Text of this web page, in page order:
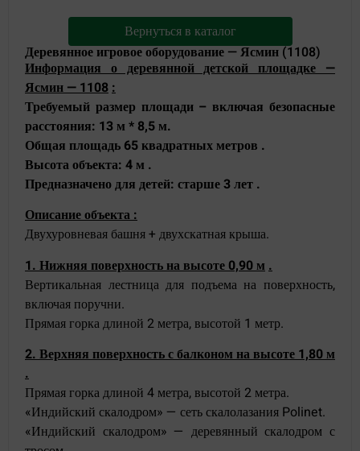
Вернуться в каталог
Деревянное игровое оборудование — Ясмин (1108)
Информация о деревянной детской площадке —
Ясмин — 1108:
Требуемый размер площади – включая безопасные
расстояния: 13 м * 8,5м.
Общая площадь 65 квадратных метров .
Высота объекта: 4 м .
Предназначено для детей: старше 3 лет .
Описание объекта:
Двухуровневая башня + двухскатная крыша.
1. Нижняя поверхность на высоте 0,90 м .
Вертикальная лестница для подъема на поверхность,
включая поручни.
Прямая горка длиной 2 метра, высотой 1 метр.
2. Верхняя поверхность с балконом на высоте 1,80 м
.
Прямая горка длиной 4 метра, высотой 2 метра.
«Индийский скалодром» — сеть скалолазания Polinet.
«Индийский скалодром» — деревянный скалодром с